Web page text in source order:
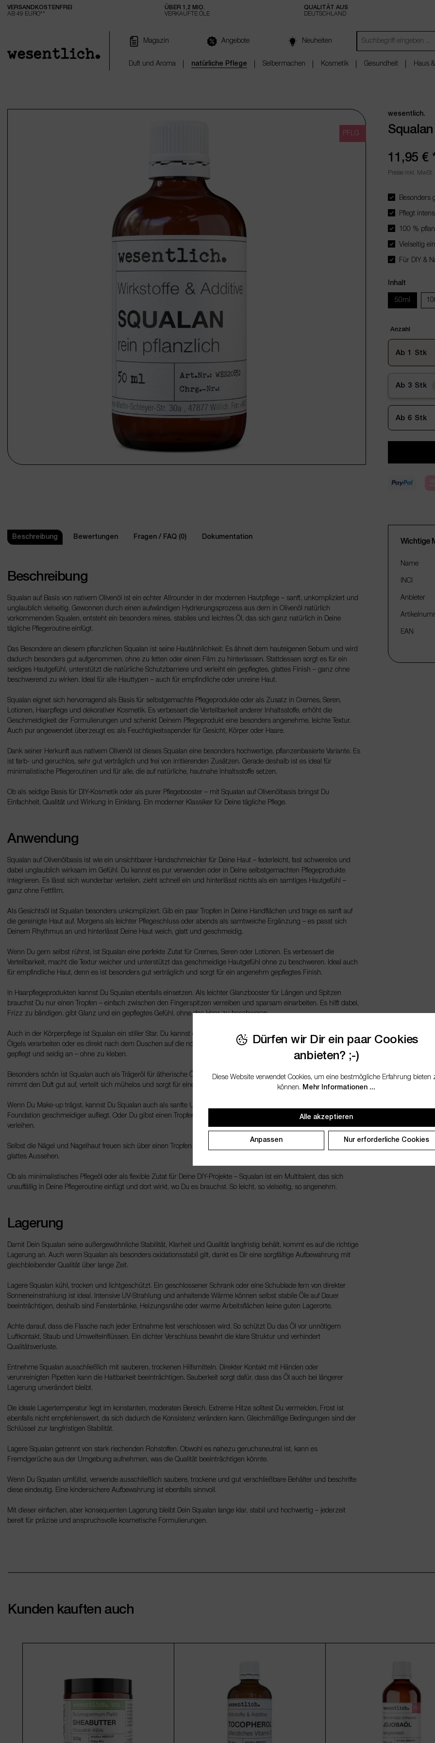
springen Zur Hauptnavigation springen
VERSANDKOSTENFREI
AB 49 EURO**
ÜBER 1,2 MIO.
VERKAUFTE ÖLE
QUALITÄT AUS
DEUTSCHLAND
Magazin Angebote Neuheiten
Duft und Aroma natürliche Pflege Selbermachen Kosmetik Gesundheit Haus
PFLG
wesentlich.
Squalan
11,95 €
Preise inkl.
Besonders
Pflegt
100 %
Vielseitig
Für DIY &
Inhalt
50ml
Anzahl
Ab 1 Stk
Ab 3 Stk
Ab 6 Stk
Beschreibung Bewertungen Fragen / FAQ (0) Dokumentation
Beschreibung
Squalan auf Basis von nativem Olivenöl ist ein echter Allrounder in der modernen Hautpflege – sanft, unkompliziert und
unglaublich vielseitig. Gewonnen durch einen aufwändigen Hydrierungsprozess aus dem in Olivenöl natürlich
vorkommenden Squalen, entsteht ein besonders reines, stabiles und leichtes Öl, das sich ganz natürlich in Deine
tägliche Pflegeroutine einfügt.
Das Besondere an diesem pflanzlichen Squalan ist seine Hautähnlichkeit: Es ähnelt dem hauteigenen Sebum und wird
dadurch besonders gut aufgenommen, ohne zu fetten oder einen Film zu hinterlassen. Stattdessen sorgt es für ein
seidiges Hautgefühl, unterstützt die natürliche Schutzbarriere und verleiht ein gepflegtes, glattes Finish – ganz ohne
beschwerend zu wirken. Ideal für alle Hauttypen – auch für empfindliche oder unreine Haut.
Squalan eignet sich hervorragend als Basis für selbstgemachte Pflegeprodukte oder als Zusatz in Cremes, Seren,
Lotionen, Haarpflege und dekorativer Kosmetik. Es verbessert die Verteilbarkeit anderer Inhaltsstoffe, erhöht die
Geschmeidigkeit der Formulierungen und schenkt Deinem Pflegeprodukt eine besonders angenehme, leichte Textur.
Auch pur angewendet überzeugt es: als Feuchtigkeitsspender für Gesicht, Körper oder Haare.
Dank seiner Herkunft aus nativem Olivenöl ist dieses Squalan eine besonders hochwertige, pflanzenbasierte Variante. Es
ist farb- und geruchlos, sehr gut verträglich und frei von irritierenden Zusätzen. Gerade deshalb ist es ideal für
minimalistische Pflegeroutinen und für alle, die auf natürliche, hautnahe Inhaltsstoffe setzen.
Ob als seidige Basis für DIY-Kosmetik oder als purer Pflegebooster – mit Squalan auf Olivenölbasis bringst Du
Einfachheit, Qualität und Wirkung in Einklang. Ein moderner Klassiker für Deine tägliche Pflege.
Anwendung
Squalan auf Olivenölbasis ist wie ein unsichtbarer Handschmeichler für Deine Haut – federleicht, fast schwerelos und
dabei unglaublich wirksam im Gefühl. Du kannst es pur verwenden oder in Deine selbstgemachten Pflegeprodukte
integrieren. Es lässt sich wunderbar verteilen, zieht schnell ein und hinterlässt nichts als ein samtiges Hautgefühl –
ganz ohne Fettfilm.
Als Gesichtsöl ist Squalan besonders unkompliziert. Gib ein paar Tropfen in Deine Handflächen und trage es sanft auf
die gereinigte Haut auf. Morgens als leichter Pflegeschluss oder abends als samtweiche Ergänzung – es passt sich
Deinem Rhythmus an und hinterlässt Deine Haut weich, glatt und geschmeidig.
Wenn Du gern selbst rührst, ist Squalan eine perfekte Zutat für Cremes, Seren oder Lotionen. Es verbessert die
Verteilbarkeit, macht die Textur weicher und unterstützt das geschmeidige Hautgefühl ohne zu beschweren. Ideal auch
für empfindliche Haut, denn es ist besonders gut verträglich und sorgt für ein angenehm gepflegtes Finish.
In Haarpflegeprodukten kannst Du Squalan ebenfalls einsetzen. Als leichter Glanzbooster für Längen und Spitzen
brauchst Du nur einen Tropfen – einfach zwischen den Fingerspitzen verreiben und sparsam einarbeiten. Es hilft dabei,
Frizz zu bändigen, gibt Glanz und ein gepflegtes Gefühl, ohne das Haar zu beschweren.
Auch in der Körperpflege ist Squalan ein stiller Star. Du kannst es in Bodylotions, After-Sun-Produkten oder leichten
Ölgels verarbeiten oder es direkt nach dem Duschen auf die noch feuchte Haut auftragen. Die Haut fühlt sich sofort
gepflegt und seidig an – ohne zu kleben.
Besonders schön ist Squalan auch als Trägeröl für ätherische Öle in selbstgemachten Gesichts- oder Massageölen. Es
nimmt den Duft gut auf, verteilt sich mühelos und sorgt für eine angenehme Haptik auf der Haut.
Wenn Du Make-up trägst, kannst Du Squalan auch als sanfte Unterlage nutzen. Ein Hauch davon sorgt dafür, dass die
Foundation geschmeidiger aufliegt. Oder Du gibst einen Tropfen in die Foundation, um ihr eine noch weichere Textur zu
verleihen.
Selbst die Nägel und Nagelhaut freuen sich über einen Tropfen Squalan. Einfach sanft einmassieren – für ein gepflegtes,
glattes Aussehen.
Ob als minimalistisches Pflegeöl oder als flexible Zutat für Deine DIY-Projekte – Squalan ist ein Multitalent, das sich
unauffällig in Deine Pflegeroutine einfügt und dort wirkt, wo Du es brauchst. So leicht, so vielseitig, so angenehm.
Lagerung
Damit Dein Squalan seine außergewöhnliche Stabilität, Klarheit und Qualität langfristig behält, kommt es auf die richtige
Lagerung an. Auch wenn Squalan als besonders oxidationsstabil gilt, dankt es Dir eine sorgfältige Aufbewahrung mit
gleichbleibender Qualität über lange Zeit.
Lagere Squalan kühl, trocken und lichtgeschützt. Ein geschlossener Schrank oder eine Schublade fern von direkter
Sonneneinstrahlung ist ideal. Intensive UV-Strahlung und anhaltende Wärme können selbst stabile Öle auf Dauer
beeinträchtigen, deshalb sind Fensterbänke, Heizungsnähe oder warme Arbeitsflächen keine guten Lagerorte.
Achte darauf, dass die Flasche nach jeder Entnahme fest verschlossen wird. So schützt Du das Öl vor unnötigem
Luftkontakt, Staub und Umwelteinflüssen. Ein dichter Verschluss bewahrt die klare Struktur und verhindert
Qualitätsverluste.
Entnehme Squalan ausschließlich mit sauberen, trockenen Hilfsmitteln. Direkter Kontakt mit Händen oder
verunreinigten Pipetten kann die Haltbarkeit beeinträchtigen. Sauberkeit sorgt dafür, dass das Öl auch bei längerer
Lagerung unverändert bleibt.
Die ideale Lagertemperatur liegt im konstanten, moderaten Bereich. Extreme Hitze solltest Du vermeiden, Frost ist
ebenfalls nicht empfehlenswert, da sich dadurch die Konsistenz verändern kann. Gleichmäßige Bedingungen sind der
Schlüssel zur langfristigen Stabilität.
Lagere Squalan getrennt von stark riechenden Rohstoffen. Obwohl es nahezu geruchsneutral ist, kann es
Fremdgerüche aus der Umgebung aufnehmen, was die Qualität beeinträchtigen könnte.
Wenn Du Squalan umfüllst, verwende ausschließlich saubere, trockene und gut verschließbare Behälter und beschrifte
diese eindeutig. Eine kindersichere Aufbewahrung ist ebenfalls sinnvoll.
Mit dieser einfachen, aber konsequenten Lagerung bleibt Dein Squalan lange klar, stabil und hochwertig – jederzeit
bereit für präzise und anspruchsvolle kosmetische Formulierungen.
Wichtige
Name
INCI
Anbieter
EAN
Kunden kauften auch
Dürfen wir Dir ein paar Cookies
anbieten? ;-)
Diese Website verwendet Cookies, um eine bestmögliche Erfahrung bieten
können. Mehr Informationen ...
Alle akzeptieren
Anpassen Nur erforderliche Cookies